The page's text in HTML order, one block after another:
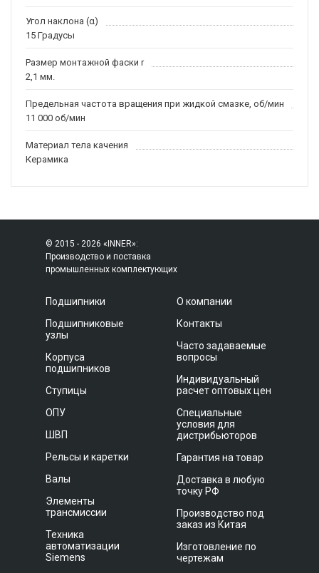
Угол наклона (α)
15 Градусы
Размер монтажной фаски r
2,1 мм.
Предельная частота вращения при жидкой смазке, об/мин
11 000 об/мин
Материал тела качения
Керамика
© 2015 - 2026 «INNER»:
Производство и поставка
промышленных комплектующих
Подшипники
Подшипниковые
узлы
Корпуса
подшипников
Ступицы
ОПУ
ШВП
Рельсы и каретки
Валы
Элементы
трансмиссии
Техника
автоматизации
Siemens
О компании
Контакты
Часто задаваемые
вопросы
Индивидуальный
расчет оптовых цен
Специальные
условия для
дистрибьюторов
Гарантия на товар
Доставка в любую
точку РФ
Производство под
заказ из Китая
Изготовление по
чертежам